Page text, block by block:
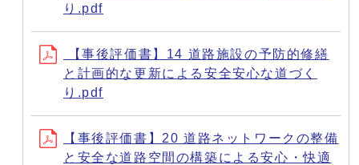
り.pdf
【事後評価書】14 道路施設の予防的修繕
と計画的な更新による安全安心な道づく
り.pdf
【事後評価書】20 道路ネットワークの整備
と安全な道路空間の構築による安心・快適